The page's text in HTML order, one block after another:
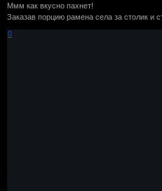
Ммм как вкусно пахнет!
Заказав порцию рамена села за столик и
0